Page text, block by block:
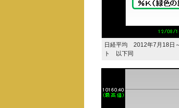
日経平均 2012年7月18日
ト 以下同